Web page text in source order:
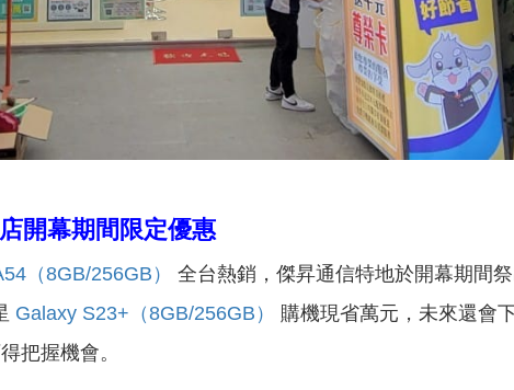
開幕期間限定優惠
（8GB/256GB）
全台熱銷，傑昇通信特地於開幕期間
Galaxy S23+（8GB/256GB）
購機現省萬元，未來還會
把握機會。